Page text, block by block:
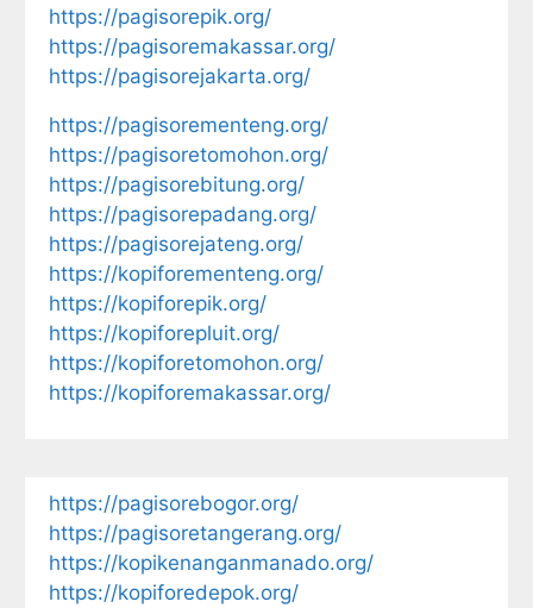
https://pagisorepik.org/
https://pagisoremakassar.org/
https://pagisorejakarta.org/
https://pagisorementeng.org/
https://pagisoretomohon.org/
https://pagisorebitung.org/
https://pagisorepadang.org/
https://pagisorejateng.org/
https://kopiforementeng.org/
https://kopiforepik.org/
https://kopiforepluit.org/
https://kopiforetomohon.org/
https://kopiforemakassar.org/
https://pagisorebogor.org/
https://pagisoretangerang.org/
https://kopikenanganmanado.org/
https://kopiforedepok.org/